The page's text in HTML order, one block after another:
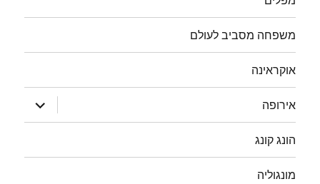
משפחה מסביב לעולם
אוקראינה
אירופה
הצג
תפריט
הונג קונג
מונגוליה